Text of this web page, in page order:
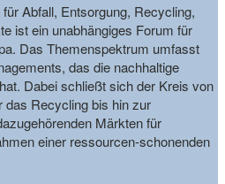
Abfall, Entsorgung, Recycling,
ist ein unabhängiges Forum für
Das Themenspektrum umfasst
das die nachhaltige
Dabei schließt sich der Kreis von
das Recycling bis hin zur
Märkten für
einer ressourcen-schonenden